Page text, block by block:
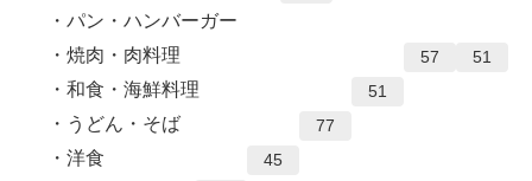
パン・ハンバーガー
51
焼肉・肉料理 57
和食・海鮮料理 51
うどん・そば 77
洋食 45